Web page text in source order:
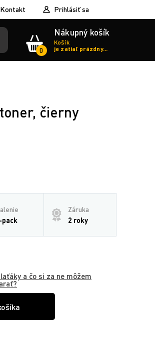
Kontakt Prihlásiť sa
0
Nákupný košík
Košík
je zatiaľ prázdny...
čierny
pack
Záruka
2 roky
a čo si za ne môžem